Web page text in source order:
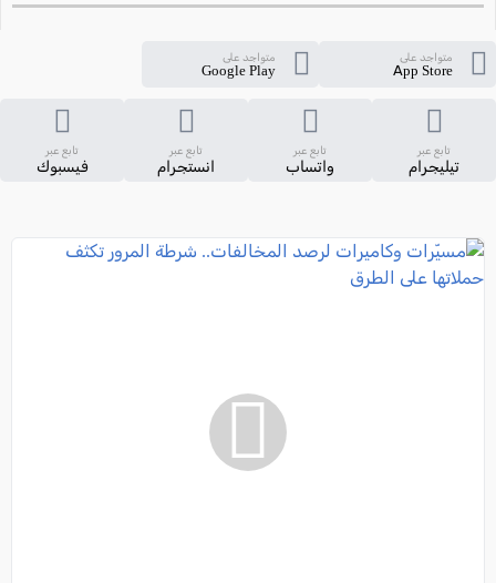
متواجد على
App Store
متواجد على
Google Play
تابع عبر
تيليجرام
تابع عبر
واتساب
تابع عبر
انستجرام
تابع عبر
فيسبوك